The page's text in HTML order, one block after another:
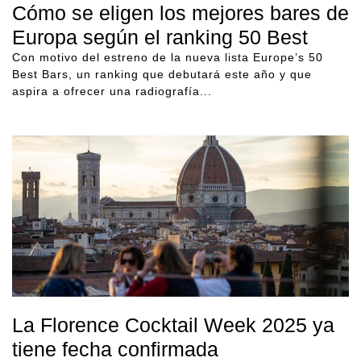
Cómo se eligen los mejores bares de
Europa según el ranking 50 Best
Con motivo del estreno de la nueva lista Europe’s 50
Best Bars, un ranking que debutará este año y que
aspira a ofrecer una radiografía...
La Florence Cocktail Week 2025 ya
tiene fecha confirmada